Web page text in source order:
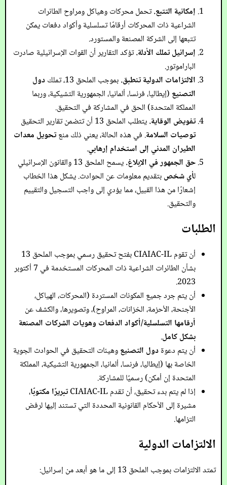
إمكانية التتبع.تحمل محركات وهياكل ومراوح الطائرات
الشراعية ذات المحركات أرقامًا تسلسلية وأكواد دفعات يمكن
تتبعها إلى الشركة المصنعة والمستورد.
إسرائيل تملك الأدلة.تؤكد التقارير أن القوات الإسرائيلية صادرت
الباراموتور.
الالتزامات الدولية تنطبق.بموجب الملحق 13، تملك
دول
التصنيع (إيطاليا، فرنسا، ألمانيا، الجمهورية التشيكية، وربما
المملكة المتحدة) الحق في المشاركة في التحقيق.
تفويض الوقاية.يتطلب الملحق 13 أن تتضمن تقارير التحقيق
توصيات السلامة. في هذه الحالة، يعني ذلك منعتحويل معدات
الطيران المدني إلى استخدام إرهابي.
حق الجمهور في الإبلاغ.
يسمح الملحق 13 والقانون الإسرائيلي
لأي شخصبتقديم معلومات عن الحوادث. يشكل هذا الخطاب
إشعارًا من هذا القبيل، مما يؤدي إلى واجب التسجيل والتقييم
والتحقيق.
الطلبات
أن تقوم CIAIAC-IL بفتح تحقيق رسمي بموجب الملحق 13
بشأن الطائرات الشراعية ذات المحركات المستخدمة في 7 أكتوبر
2023.
أن يتم جرد جميع المكونات المستردة (المحركات، الهياكل،
الأجنحة، الأحزمة، الخزانات، المراوح)، وتصويرها، والكشف عن
أرقامها التسلسلية/أكواد الدفعات وهويات الشركات المصنعة
بشكل كامل.
أن يتم دعوةدول التصنيعوهيئات التحقيق في الحوادث الجوية
الخاصة بها (إيطاليا، فرنسا، ألمانيا، الجمهورية التشيكية، المملكة
المتحدة إن أمكن) رسميًا للمشاركة.
إذا لم يتم بدء تحقيق، أن تقدم CIAIAC-IL
تبريرًا مكتوبًا،
مشيرة إلى الأحكام القانونية المحددة التي تستند إليها لرفض
التزامها.
الالتزامات الدولية
تمتد الالتزامات بموجب الملحق 13 إلى ما هو أبعد من إسرائيل: